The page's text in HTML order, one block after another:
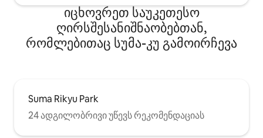
იცხოვრეთ საუკეთესო
ღირსშესანიშნაობებთან,
რომლებითაც სუმა-კუ გამოირჩევა
Suma Rikyu Park
24 ადგილობრივი უწევს რეკომენდაციას